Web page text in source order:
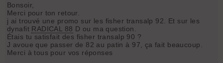
Bonsoir,
Merci pour ton retour.
j ai trouvé une promo sur les fisher transalp 92. Et sur les
dynafit RADICAL 88 D ou ma question.
Étais tu satisfait des fisher transalp 90 ?
J avoue que passer de 82 au patin à 97, ça fait beaucoup.
Merci à tous pour vos réponses